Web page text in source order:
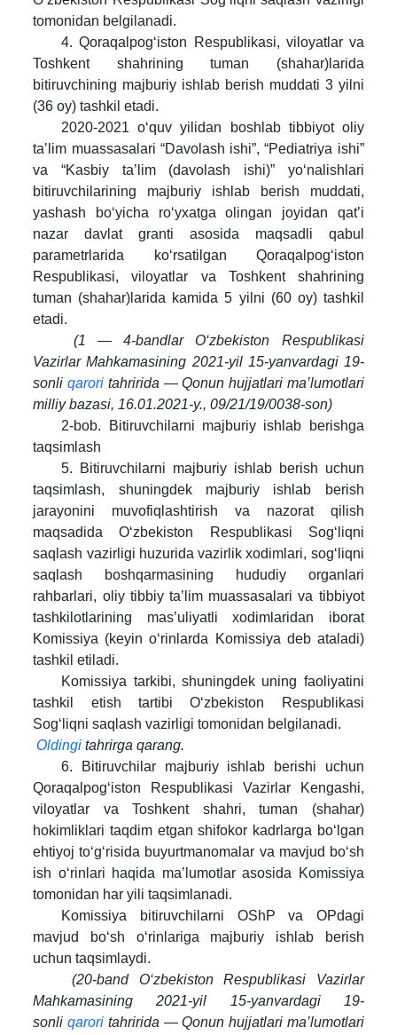
tomonidan belgilanadi.
4. Qoraqalpog‘iston Respublikasi, viloyatlar va
Toshkent shahrining tuman (shahar)larida
bitiruvchining majburiy ishlab berish muddati 3 yilni
(36 oy) tashkil etadi.
2020-2021 o‘quv yilidan boshlab tibbiyot oliy
ta’lim muassasalari “Davolash ishi”, “Pediatriya ishi”
va “Kasbiy ta’lim (davolash ishi)” yo‘nalishlari
bitiruvchilarining majburiy ishlab berish muddati,
yashash bo‘yicha ro‘yxatga olingan joyidan qat’i
nazar davlat granti asosida maqsadli qabul
parametrlarida ko‘rsatilgan Qoraqalpog‘iston
Respublikasi, viloyatlar va Toshkent shahrining
tuman (shahar)larida kamida 5 yilni (60 oy) tashkil
etadi.
(1 — 4-bandlar O‘zbekiston Respublikasi
Vazirlar Mahkamasining 2021-yil 15-yanvardagi 19-
sonliqarori tahririda — Qonun hujjatlari ma’lumotlari
milliy bazasi, 16.01.2021-y., 09/21/19/0038-son)
2-bob. Bitiruvchilarni majburiy ishlab berishga
taqsimlash
5. Bitiruvchilarni majburiy ishlab berish uchun
taqsimlash, shuningdek majburiy ishlab berish
jarayonini muvofiqlashtirish va nazorat qilish
maqsadida O‘zbekiston Respublikasi Sog‘liqni
saqlash vazirligi huzurida vazirlik xodimlari, sog‘liqni
saqlash boshqarmasining hududiy organlari
rahbarlari, oliy tibbiy ta’lim muassasalari va tibbiyot
tashkilotlarining mas’uliyatli xodimlaridan iborat
Komissiya (keyin o‘rinlarda Komissiya deb ataladi)
tashkil etiladi.
Komissiya tarkibi, shuningdek uning faoliyatini
tashkil etish tartibi O‘zbekiston Respublikasi
Sog‘liqni saqlash vazirligi tomonidan belgilanadi.
Oldingi tahrirga qarang.
6. Bitiruvchilar majburiy ishlab berishi uchun
Qoraqalpog‘iston Respublikasi Vazirlar Kengashi,
viloyatlar va Toshkent shahri, tuman (shahar)
hokimliklari taqdim etgan shifokor kadrlarga bo‘lgan
ehtiyoj to‘g‘risida buyurtmanomalar va mavjud bo‘sh
ish o‘rinlari haqida ma’lumotlar asosida Komissiya
tomonidan har yili taqsimlanadi.
Komissiya bitiruvchilarni OShP va OPdagi
mavjud bo‘sh o‘rinlariga majburiy ishlab berish
uchun taqsimlaydi.
(20-band O‘zbekiston Respublikasi Vazirlar
Mahkamasining 2021-yil 15-yanvardagi 19-
sonliqarori tahririda — Qonun hujjatlari ma’lumotlari